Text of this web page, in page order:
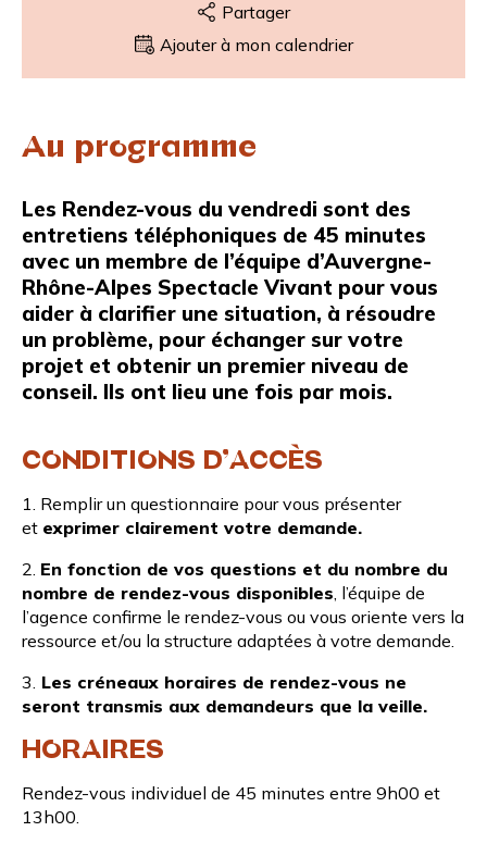
Partager
Ajouter à mon calendrier
Au programme
Les Rendez-vous du vendredi sont des
entretiens téléphoniques de 45 minutes
avec un membre de l’équipe d’Auvergne-
Rhône-Alpes Spectacle Vivant pour vous
aider à clarifier une situation, à résoudre
un problème, pour échanger sur votre
projet et obtenir un premier niveau de
conseil. Ils ont lieu une fois par mois.
CONDITIONS D’ACCÈS
1. Remplir un questionnaire pour vous présenter
et exprimer clairement votre demande.
2. En fonction de vos questions et du nombre du
nombre de rendez-vous disponibles, l’équipe de
l’agence confirme le rendez-vous ou vous oriente vers la
ressource et/ou la structure adaptées à votre demande.
3. Les créneaux horaires de rendez-vous ne
seront transmis aux demandeurs que la veille.
HORAIRES
Rendez-vous individuel de 45 minutes entre 9h00 et
13h00.